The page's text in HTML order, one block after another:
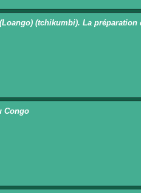
(tchikumbi). La
Congo